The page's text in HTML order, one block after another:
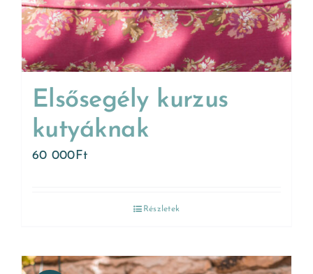
Elsősegély kurzus
kutyáknak
60 000Ft
Részletek